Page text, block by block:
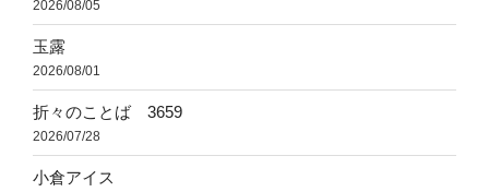
2026/08/05
玉露
2026/08/01
折々のことば 3659
2026/07/28
小倉アイス